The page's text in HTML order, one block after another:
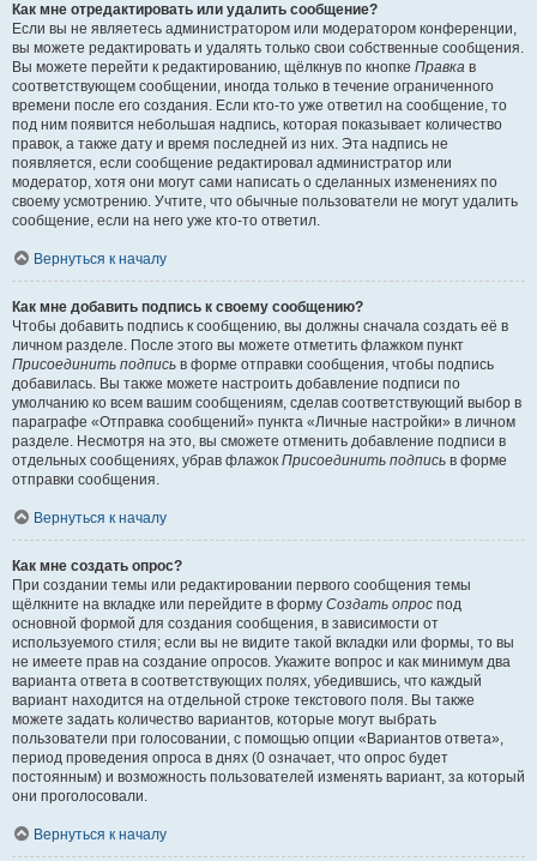
Как мне отредактировать или удалить сообщение?
Если вы не являетесь администратором или модератором конференции,
вы можете редактировать и удалять только свои собственные сообщения.
Вы можете перейти к редактированию, щёлкнув по кнопке Правка в
соответствующем сообщении, иногда только в течение ограниченного
времени после его создания. Если кто-то уже ответил на сообщение, то
под ним появится небольшая надпись, которая показывает количество
правок, а также дату и время последней из них. Эта надпись не
появляется, если сообщение редактировал администратор или
модератор, хотя они могут сами написать о сделанных изменениях по
своему усмотрению. Учтите, что обычные пользователи не могут удалить
сообщение, если на него уже кто-то ответил.
Вернуться к началу
Как мне добавить подпись к своему сообщению?
Чтобы добавить подпись к сообщению, вы должны сначала создать её в
личном разделе. После этого вы можете отметить флажком пункт
Присоединить подпись в форме отправки сообщения, чтобы подпись
добавилась. Вы также можете настроить добавление подписи по
умолчанию ко всем вашим сообщениям, сделав соответствующий выбор в
параграфе «Отправка сообщений» пункта «Личные настройки» в личном
разделе. Несмотря на это, вы сможете отменить добавление подписи в
отдельных сообщениях, убрав флажок Присоединить подпись в форме
отправки сообщения.
Вернуться к началу
Как мне создать опрос?
При создании темы или редактировании первого сообщения темы
щёлкните на вкладке или перейдите в форму Создать опрос под
основной формой для создания сообщения, в зависимости от
используемого стиля; если вы не видите такой вкладки или формы, то вы
не имеете прав на создание опросов. Укажите вопрос и как минимум два
варианта ответа в соответствующих полях, убедившись, что каждый
вариант находится на отдельной строке текстового поля. Вы также
можете задать количество вариантов, которые могут выбрать
пользователи при голосовании, с помощью опции «Вариантов ответа»,
период проведения опроса в днях (0 означает, что опрос будет
постоянным) и возможность пользователей изменять вариант, за который
они проголосовали.
Вернуться к началу